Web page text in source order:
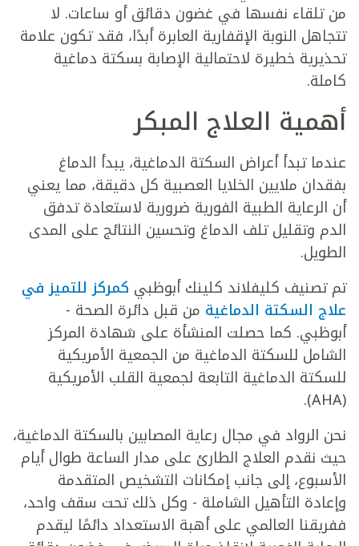
من تلقاء نفسها في غضون دقائق أو ساعات. لا
تتجاهل النوبة الإقفارية العابرة أبدًا، فقد تكون علامة
تحذيرية خطيرة لاحتمالية الإصابة بسكتة دماغية
كاملة.
أهمية العلاج المبكر
عندما تبدأ أعراض السكتة الدماغية، يبدأ الدماغ
بفقدان ملايين الخلايا العصبية كل دقيقة، مما يعني
أن الرعاية الطبية الفورية ضرورية لاستعادة تدفق
الدم وتقليل تلف الدماغ وتحسين النتائج على المدى
الطويل.
تم تصنيف كليفلاند كلينك أبوظبي كمركز للتميز في
علاج السكتة الدماغية من قبل دائرة الصحة -
أبوظبي. كما حصلت المنشأة على شهادة المركز
الشامل للسكتة الدماغية من الجمعية الأمريكية
للسكتة الدماغية التابعة لجمعية القلب الأمريكية
(AHA).
نحن الرواد في مجال رعاية المصابين بالسكتة الدماغية،
حيث نقدم العلاج الطارئ على مدار الساعة طوال أيام
الأسبوع، إلى جانب إمكانات التشخيص المتقدمة
وإعادة التأهيل الشاملة - وكل ذلك تحت سقف واحد،
ففريقنا العالمي على أهبة الاستعداد دائمًا ليقدم